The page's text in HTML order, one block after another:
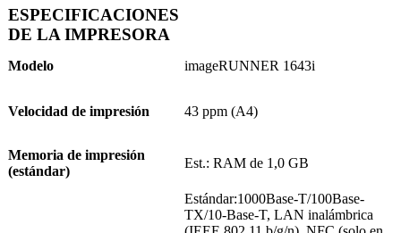
ESPECIFICACIONES
DE LA IMPRESORA
Modelo imageRUNNER 1643i
Velocidad de impresión 43 ppm (A4)
Memoria de impresión
(estándar)
Est.: RAM de 1,0 GB
Estándar:1000Base-T/100Base-
TX/10-Base-T, LAN inalámbrica